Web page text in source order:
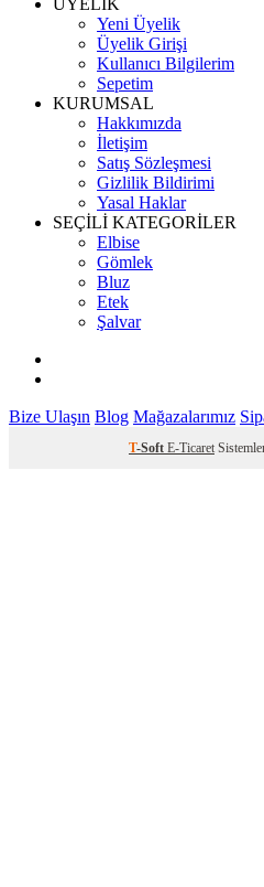
Yeni Üyelik
Üyelik Girişi
Kullanıcı Bilgilerim
Sepetim
KURUMSAL
Hakkımızda
İletişim
Satış Sözleşmesi
Gizlilik Bildirimi
Yasal Haklar
SEÇİLİ KATEGORİLER
Elbise
Gömlek
Bluz
Etek
Şalvar
Bize Ulaşın Blog Mağazalarımız
T-Soft E-Ticaret